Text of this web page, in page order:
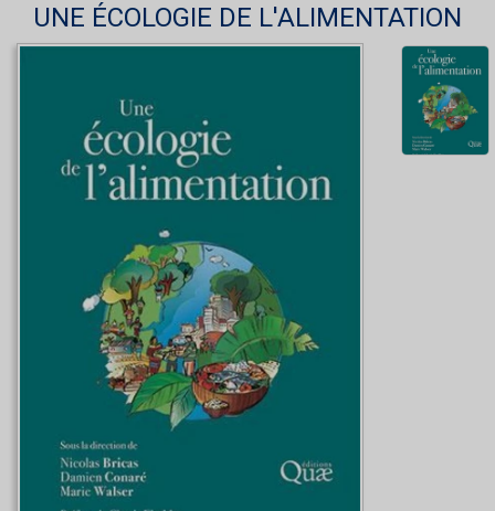
UNE ÉCOLOGIE DE L'ALIMENTATION